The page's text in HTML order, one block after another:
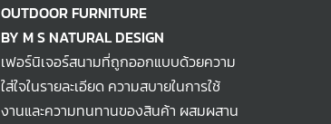
OUTDOOR FURNITURE
BY M S NATURAL DESIGN
เฟอร์นิเจอร์สนามที่ถูกออกแบบด้วยความ
ใส่ใจในรายละเอียด ความสบายในการใช้
งานและความทนทานของสินค้า ผสมผสาน